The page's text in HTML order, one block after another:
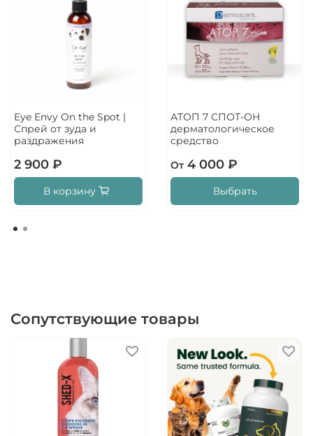
Eye Envy On the Spot |
Спрей от зуда и
раздражения
2 900 ₽
В корзину
АТОП 7 СПОТ-ОН
дерматологическое
средство
От 4 000 ₽
Выбрать
Сопутствующие товары